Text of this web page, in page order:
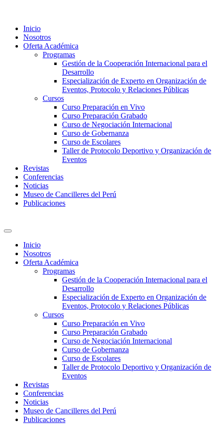
Inicio
Nosotros
Oferta Académica
Programas
Gestión de la Cooperación Internacional para el
Desarrollo
Especialización de Experto en Organización de
Eventos, Protocolo y Relaciones Públicas
Cursos
Curso Preparación en Vivo
Curso Preparación Grabado
Curso de Negociación Internacional
Curso de Gobernanza
Curso de Escolares
Taller de Protocolo Deportivo y Organización de
Eventos
Revistas
Conferencias
Noticias
Museo de Cancilleres del Perú
Publicaciones
Inicio
Nosotros
Oferta Académica
Programas
Gestión de la Cooperación Internacional para el
Desarrollo
Especialización de Experto en Organización de
Eventos, Protocolo y Relaciones Públicas
Cursos
Curso Preparación en Vivo
Curso Preparación Grabado
Curso de Negociación Internacional
Curso de Gobernanza
Curso de Escolares
Taller de Protocolo Deportivo y Organización de
Eventos
Revistas
Conferencias
Noticias
Museo de Cancilleres del Perú
Publicaciones